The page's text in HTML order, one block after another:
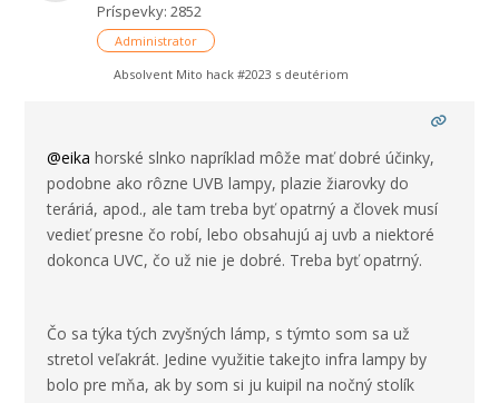
Príspevky: 2852
Administrator
Absolvent Mito hack #2023 s deutériom
@eika horské slnko napríklad môže mať dobré účinky,
podobne ako rôzne UVB lampy, plazie žiarovky do
teráriá, apod., ale tam treba byť opatrný a človek musí
vedieť presne čo robí, lebo obsahujú aj uvb a niektoré
dokonca UVC, čo už nie je dobré. Treba byť opatrný.
Čo sa týka tých zvyšných lámp, s týmto som sa už
stretol veľakrát. Jedine využitie takejto infra lampy by
bolo pre mňa, ak by som si ju kuipil na nočný stolík